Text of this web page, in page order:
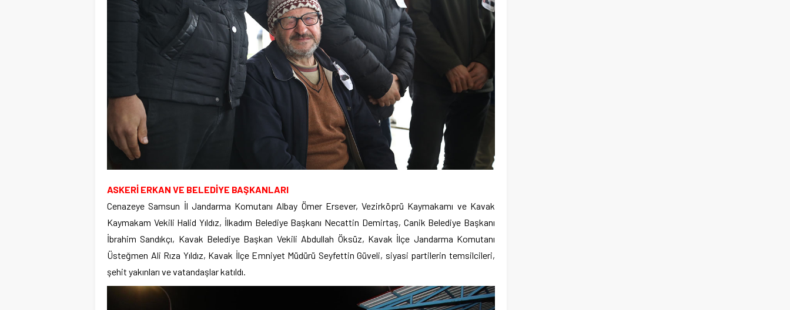
ASKERİ ERKAN VE BELEDİYE BAŞKANLARI
Cenazeye Samsun İl Jandarma Komutanı Albay Ömer Ersever, Vezirköprü Kaymakamı ve Kavak
Kaymakam Vekili Halid Yıldız, İlkadım Belediye Başkanı Necattin Demirtaş, Canik Belediye Başkanı
İbrahim Sandıkçı, Kavak Belediye Başkan Vekili Abdullah Öksüz, Kavak İlçe Jandarma Komutanı
Üsteğmen Ali Rıza Yıldız, Kavak İlçe Emniyet Müdürü Seyfettin Güveli, siyasi partilerin temsilcileri,
şehit yakınları ve vatandaşlar katıldı.